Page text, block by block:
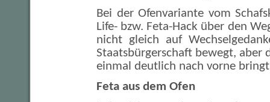
Bei der Ofenvariante vom
Life- bzw. Feta-Hack über den
nicht gleich auf
Staatsbürgerschaft bewegt, aber
einmal deutlich nach vorne
Feta aus dem Ofen